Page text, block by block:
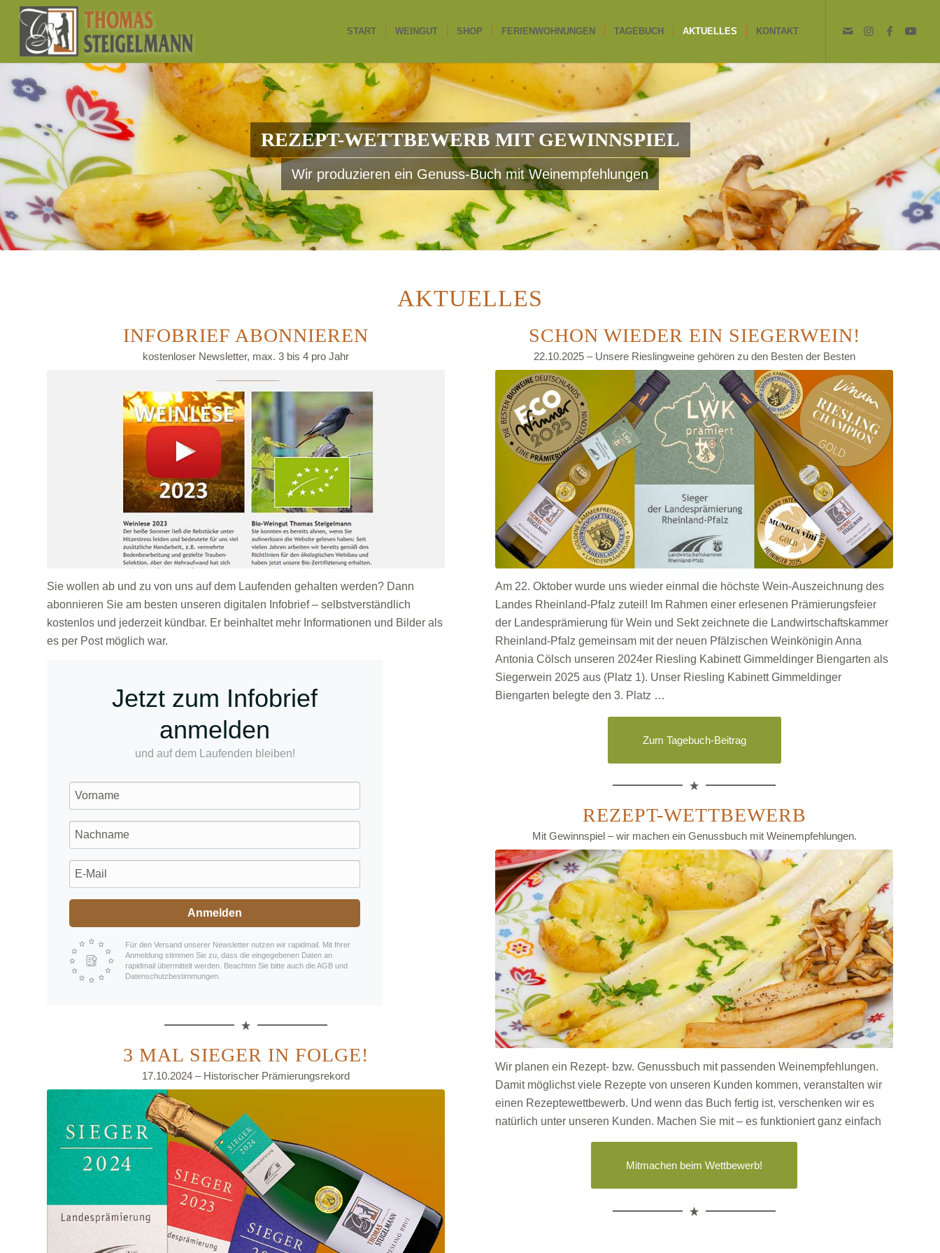
START WEINGUT SHOP FERIENWOHNUNGEN TAGEBUCH AKTUELLES KONTAKT
REZEPT-WETTBEWERB MIT GEWINNSPIEL
Wir produzieren ein Genuss-Buch mit Weinempfehlungen
AKTUELLES
INFOBRIEF ABONNIEREN
kostenloser Newsletter, max. 3 bis 4 pro Jahr
Sie wollen ab und zu von uns auf dem Laufenden gehalten werden? Dann
abonnieren Sie am besten unseren digitalen Infobrief – selbstverständlich
kostenlos und jederzeit kündbar. Er beinhaltet mehr Informationen und Bilder als
es per Post möglich war.
Jetzt zum Infobrief
anmelden
und auf dem Laufenden bleiben!
Anmelden
Für den Versand unserer Newsletter nutzen wir rapidmail. Mit Ihrer
Anmeldung stimmen Sie zu, dass die eingegebenen Daten an
rapidmail übermittelt werden. Beachten Sie bitte auch die AGB und
Datenschutzbestimmungen.
3 MAL SIEGER IN FOLGE!
17.10.2024 – Historischer Prämierungsrekord
SCHON WIEDER EIN SIEGERWEIN!
22.10.2025 – Unsere Rieslingweine gehören zu den Besten der Besten
Am 22. Oktober wurde uns wieder einmal die höchste Wein-Auszeichnung des
Landes Rheinland-Pfalz zuteil! Im Rahmen einer erlesenen Prämierungsfeier
der Landesprämierung für Wein und Sekt zeichnete die Landwirtschaftskammer
Rheinland-Pfalz gemeinsam mit der neuen Pfälzischen Weinkönigin Anna
Antonia Cölsch unseren 2024er Riesling Kabinett Gimmeldinger Biengarten als
Siegerwein 2025 aus (Platz 1). Unser Riesling Kabinett Gimmeldinger
Biengarten belegte den 3. Platz …
Zum Tagebuch-Beitrag
REZEPT-WETTBEWERB
Mit Gewinnspiel – wir machen ein Genussbuch mit Weinempfehlungen.
Wir planen ein Rezept- bzw. Genussbuch mit passenden Weinempfehlungen.
Damit möglichst viele Rezepte von unseren Kunden kommen, veranstalten wir
einen Rezeptewettbewerb. Und wenn das Buch fertig ist, verschenken wir es
natürlich unter unseren Kunden. Machen Sie mit – es funktioniert ganz einfach
Mitmachen beim Wettbewerb!